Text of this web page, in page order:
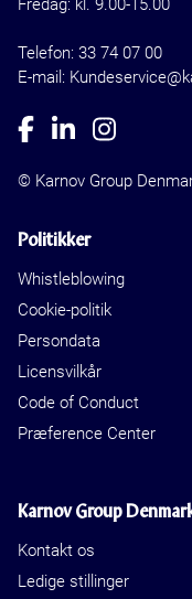
Telefon: 33 74 07 00
E-mail:
© Karnov Group
Politikker
Whistleblowing
Cookie-politik
Persondata
Licensvilkår
Code of Conduct
Præference Center
Karnov Group
Kontakt os
Ledige stillinger